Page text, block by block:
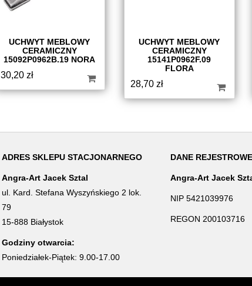
UCHWYT MEBLOWY
CERAMICZNY
15092P0962B.19 NORA
30,20 zł
UCHWYT MEBLOWY
CERAMICZNY
15141P0962F.09
FLORA
28,70 zł
ADRES SKLEPU STACJONARNEGO
Angra-Art Jacek Sztal
ul. Kard. Stefana Wyszyńskiego 2 lok.
79
15-888 Białystok
Godziny otwarcia:
Poniedziałek-Piątek: 9.00-17.00
DANE
Angra-Art Jacek
NIP 5421039976
REGON 200103716